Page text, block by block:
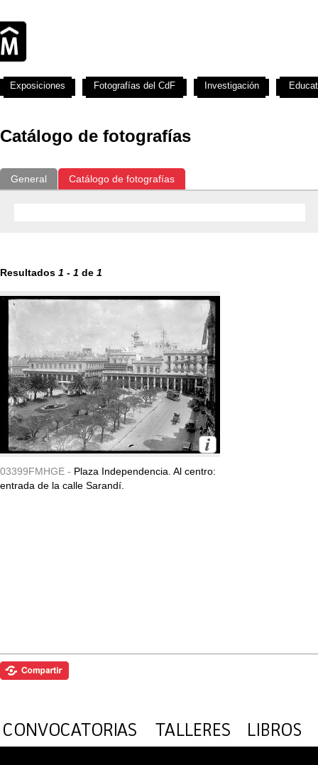
Catálogo de fotografías
General Catálogo de fotografías
Resultados 1 - 1 de 1
03399FMHGE - Plaza Independencia. Al centro:
entrada de la calle Sarandí.
Exposiciones Fotografías del CdF Investigación